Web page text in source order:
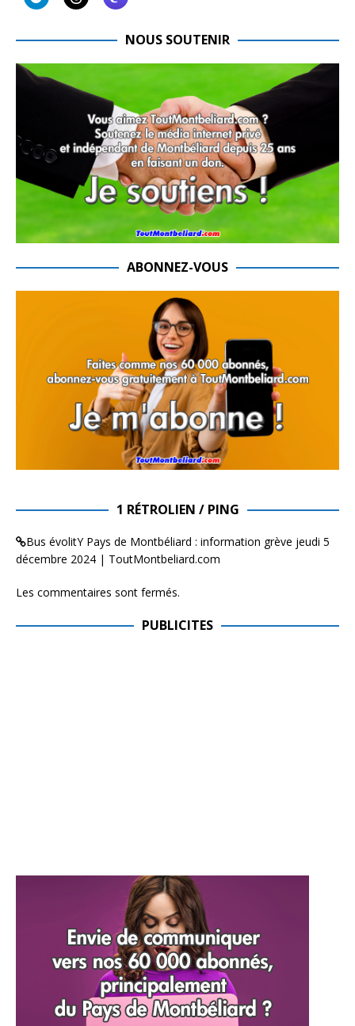
NOUS SOUTENIR
ABONNEZ-VOUS
1 RÉTROLIEN / PING
Bus évolitY Pays de Montbéliard : information grève jeudi 5
décembre 2024 | ToutMontbeliard.com
Les commentaires sont fermés.
PUBLICITES